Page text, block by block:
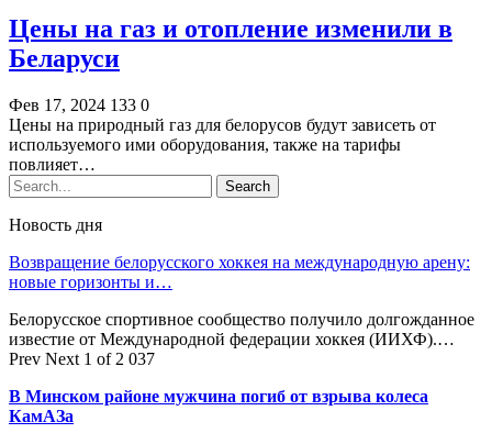
Цены на газ и отопление изменили в
Беларуси
Фев 17, 2024 133 0
Цены на природный газ для белорусов будут зависеть от
используемого ими оборудования, также на тарифы
повлияет…
Новость дня
Возвращение белорусского хоккея на международную арену:
новые горизонты и…
Белорусское спортивное сообщество получило долгожданное
известие от Международной федерации хоккея (ИИХФ).…
Prev Next 1 of 2 037
В Минском районе мужчина погиб от взрыва колеса
КамАЗа